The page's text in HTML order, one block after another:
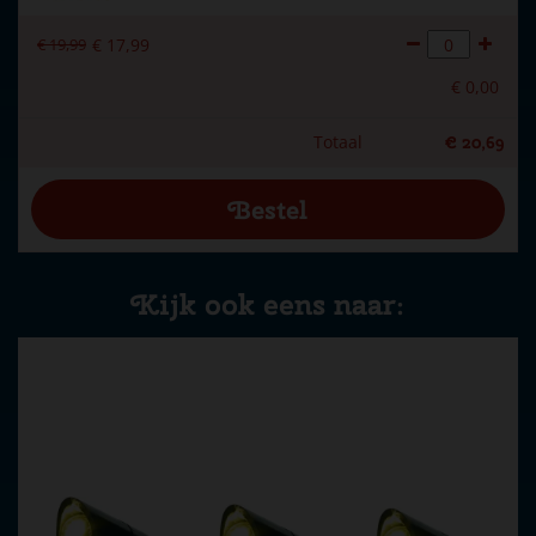
€19,99 € 17,99
€ 0,00
Totaal € 20,69
Kijk ook eens naar: